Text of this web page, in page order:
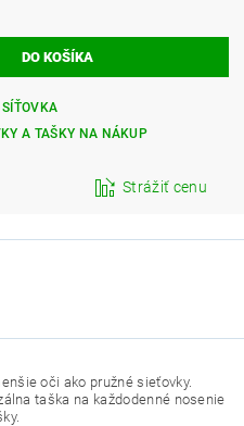
A TAŠKY NA NÁKUP
Strážiť cenu
oči ako pružné sieťovky.
taška na každodenné nosenie